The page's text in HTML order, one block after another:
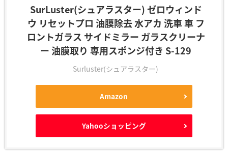
SurLuster(シュアラスター) ゼロウィンド
ウ リセットプロ 油膜除去 水アカ 洗車 車 フ
ロントガラス サイドミラー ガラスクリーナ
ー 油膜取り 専用スポンジ付き S-129
Surluster(シュアラスター)
Amazon
Yahooショッピング